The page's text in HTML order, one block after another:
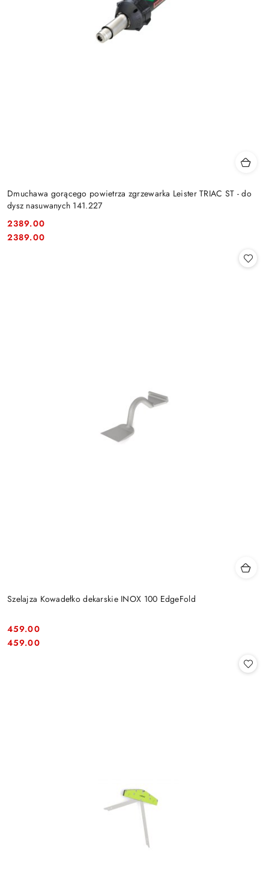
Dmuchawa gorącego powietrza zgrzewarka Leister TRIAC ST - do
dysz nasuwanych 141.227
Cena:
2389.00
Cena:
2389.00
Szelajza Kowadełko dekarskie INOX 100 EdgeFold
Cena:
459.00
Cena:
459.00